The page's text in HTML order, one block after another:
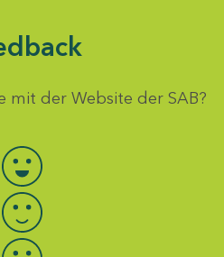
mit der Website der SAB?
auswählen